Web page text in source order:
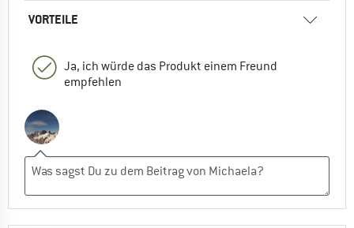
VORTEILE
Ja, ich würde das Produkt einem Freund
empfehlen